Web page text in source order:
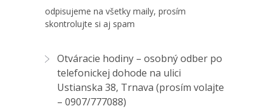
odpisujeme na všetky maily, prosím
skontrolujte si aj spam
Otváracie hodiny – osobný odber po
telefonickej dohode na ulici
Ustianska 38, Trnava (prosím volajte
– 0907/777088)